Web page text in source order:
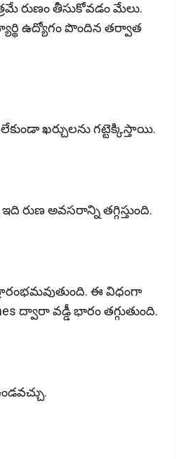
రుణం తీసుకోవడం మేలు.
ఉద్యోగం పొందిన తర్వాత
ఖర్చులను గ‌ట్టెక్కిస్తాయి.
రుణ అవసరాన్ని తగ్గిస్తుంది.
ఈ విధంగా
ద్వారా వడ్డీ భారం తగ్గుతుంది.